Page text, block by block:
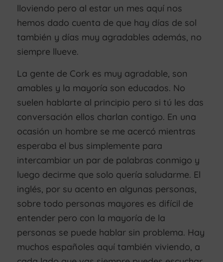
lloviendo pero al estar un mes aquí nos
hemos dado cuenta de que hay días de sol
también y días muy agradables además, no
siempre llueve.
La gente de Cork es muy agradable, son
amables y la mayoría son educados. No
suelen hablarte al principio pero si tú les das
conversación ellos charlan contigo. En una
ocasión un hombre se me acercó mientras
esperaba el bus simplemente para
intercambiar un par de palabras conmigo y
luego decirme que solo quería saludarme. El
inglés, por su acento en algunas personas,
sobre todo personas mayores es difícil de
entender pero con la mayoría de la
personas se puede hablar sin problema. Hay
muchos españoles aquí también viviendo, a